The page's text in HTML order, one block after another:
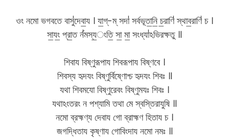
ওং নমো ভগবতে বাসু॑দেবা॒য । যা॒গ্-ম্ সদা॑ সর্বভূতা॒নি॒ চ॒রাণি॑ স্থাব॒রাণি॑ চ ।
সা॒যং॒ প্রা॒ত র্ন॑মস্য॒ংতি॒ সা॒ মা॒ সংধ্যা॑ঽভিরক্ষতু ॥
শিবায বিষ্ণুরূপায শিবরূপায বিষ্ণবে ।
শিবস্য হৃদযং বিষ্ণুর্বিষ্ণোশ্চ হৃদযং শিবঃ ॥
যথা শিবমযো বিষ্ণুরেবং বিষ্ণুমযঃ শিবঃ ।
যথাঽংতরং ন পশ্যামি তথা মে স্বস্তিরাযুষি ॥
নমো ব্রহ্মণ্য দেবায গো ব্রাহ্মণ হিতায চ ।
জগদ্ধিতায কৃষ্ণায গোবিংদায নমো নমঃ ॥